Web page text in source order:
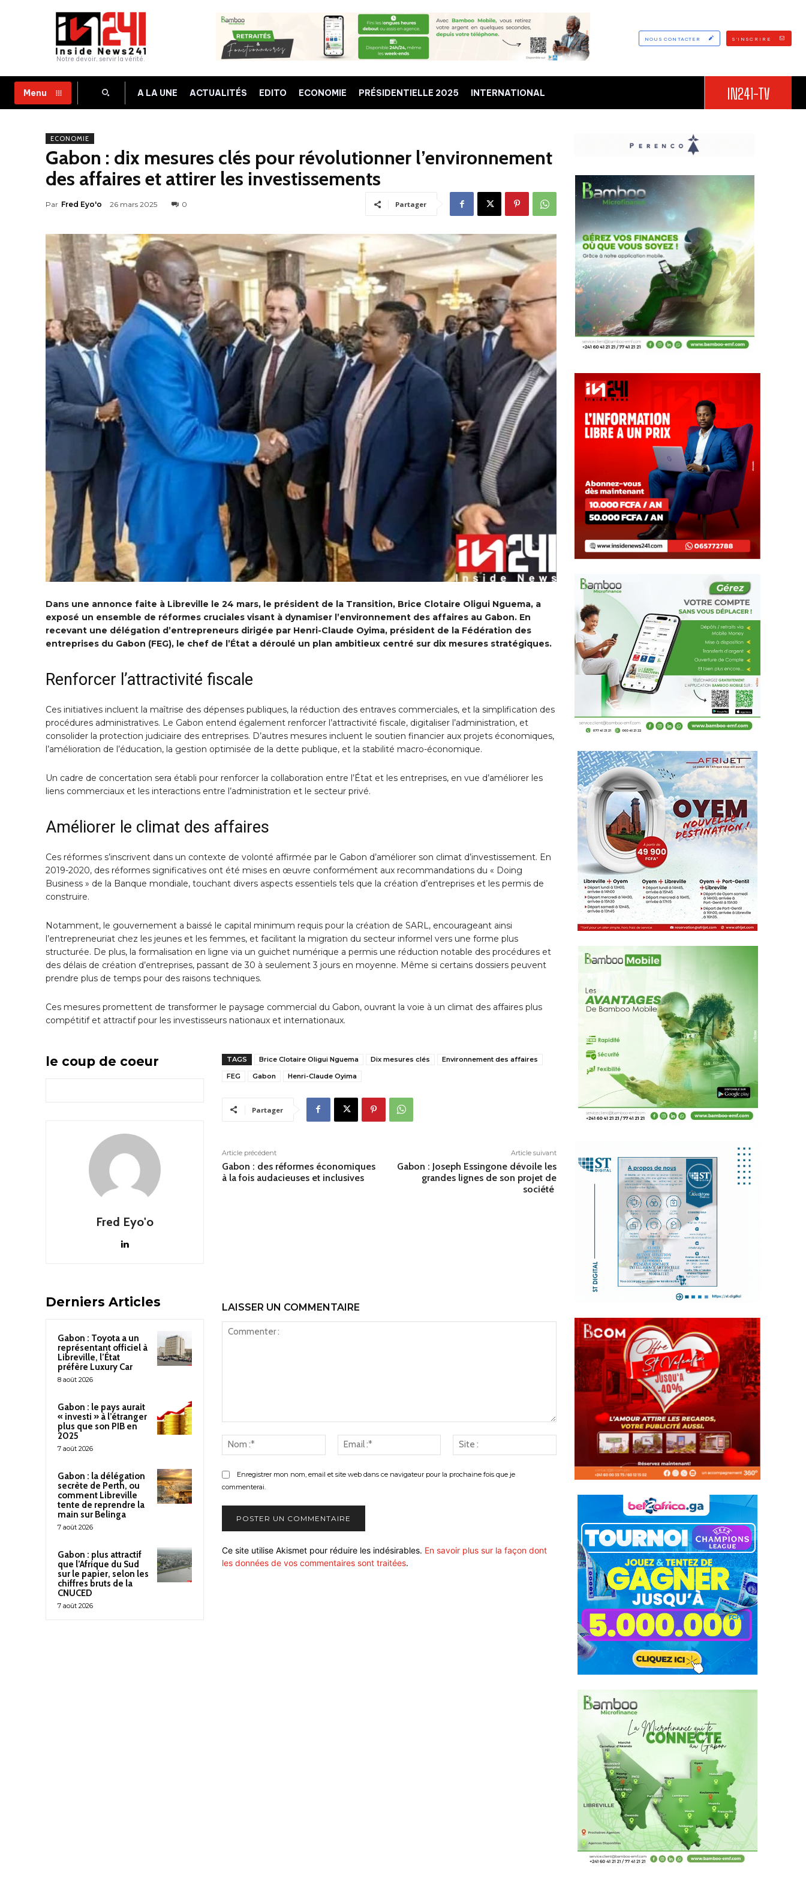
Notre devoir, servir la vérité.
NOUS CONTACTER S'INSCRIRE
Menu A LA UNE ACTUALITÉS EDITO ECONOMIE PRÉSIDENTIELLE 2025 INTERNATIONAL IN241-TV
ECONOMIE
Gabon : dix mesures clés pour révolutionner l’environnement
des affaires et attirer les investissements
Par Fred Eyo'o 26 mars 2025 0 Partager
Dans une annonce faite à Libreville le 24 mars, le président de la Transition, Brice Clotaire Oligui Nguema, a
exposé un ensemble de réformes cruciales visant à dynamiser l’environnement des affaires au Gabon. En
recevant une délégation d’entrepreneurs dirigée par Henri-Claude Oyima, président de la Fédération des
entreprises du Gabon (FEG), le chef de l’État a déroulé un plan ambitieux centré sur dix mesures stratégiques.
Renforcer l’attractivité fiscale
Ces initiatives incluent la maîtrise des dépenses publiques, la réduction des entraves commerciales, et la simplification des
procédures administratives. Le Gabon entend également renforcer l’attractivité fiscale, digitaliser l’administration, et
consolider la protection judiciaire des entreprises. D’autres mesures incluent le soutien financier aux projets économiques,
l’amélioration de l’éducation, la gestion optimisée de la dette publique, et la stabilité macro-économique.
Un cadre de concertation sera établi pour renforcer la collaboration entre l’État et les entreprises, en vue d’améliorer les
liens commerciaux et les interactions entre l’administration et le secteur privé.
Améliorer le climat des affaires
Ces réformes s’inscrivent dans un contexte de volonté affirmée par le Gabon d’améliorer son climat d’investissement. En
2019-2020, des réformes significatives ont été mises en œuvre conformément aux recommandations du « Doing
Business » de la Banque mondiale, touchant divers aspects essentiels tels que la création d’entreprises et les permis de
construire.
Notamment, le gouvernement a baissé le capital minimum requis pour la création de SARL, encourageant ainsi
l’entrepreneuriat chez les jeunes et les femmes, et facilitant la migration du secteur informel vers une forme plus
structurée. De plus, la formalisation en ligne via un guichet numérique a permis une réduction notable des procédures et
des délais de création d’entreprises, passant de 30 à seulement 3 jours en moyenne. Même si certains dossiers peuvent
prendre plus de temps pour des raisons techniques.
Ces mesures promettent de transformer le paysage commercial du Gabon, ouvrant la voie à un climat des affaires plus
compétitif et attractif pour les investisseurs nationaux et internationaux.
le coup de coeur
Fred Eyo'o
TAGS Brice Clotaire Oligui Nguema Dix mesures clés
Environnement des affaires
FEG
Gabon Henri-Claude Oyima
Partager
Article précédent
Gabon : des réformes économiques
à la fois audacieuses et inclusives
Article suivant
Gabon : Joseph Essingone dévoile les
grandes lignes de son projet de
société
Derniers Articles
Gabon : Toyota a un
représentant officiel à
Libreville, l’État
préfère Luxury Car
8 août 2026
Gabon : le pays aurait
« investi » à l’étranger
plus que son PIB en
2025
7 août 2026
Gabon : la délégation
secrète de Perth, ou
comment Libreville
tente de reprendre la
main sur Belinga
7 août 2026
Gabon : plus attractif
que l’Afrique du Sud
sur le papier, selon les
chiffres bruts de la
CNUCED
7 août 2026
LAISSER UN COMMENTAIRE
:*
Email
:*
:
Enregistrer mon nom, email et site web dans ce navigateur pour la prochaine fois que je
commenterai.
Ce site utilise Akismet pour réduire les indésirables. En savoir plus sur la façon dont
les données de vos commentaires sont traitées.